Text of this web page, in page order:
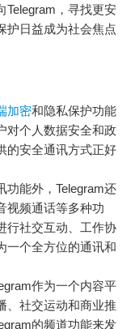
Telegram，寻找更安
护日益成为社会焦点
加密和隐私保护功能
对个人数据安全和政
的安全通讯方式正好
功能外，Telegram还
视频通话等多种功
行社交互动、工作协
一个全方位的通讯和
作为一个内容平
、社交运动和商业推
的频道功能来发